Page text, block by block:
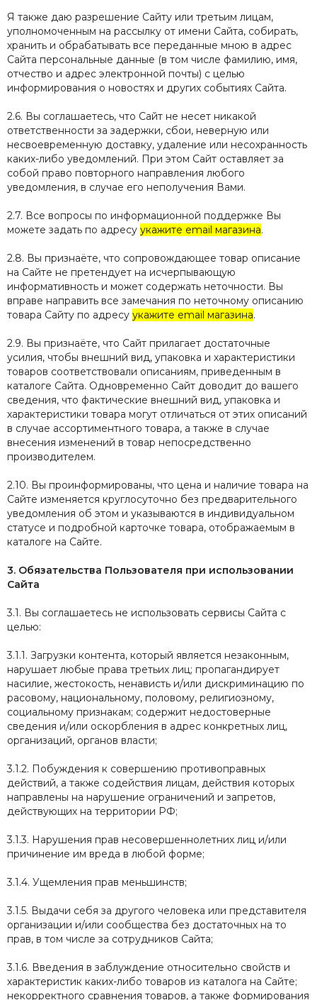
Я также даю разрешение Сайту или третьим лицам,
уполномоченным на рассылку от имени Сайта, собирать,
хранить и обрабатывать все переданные мною в адрес
Сайта персональные данные (в том числе фамилию, имя,
отчество и адрес электронной почты) с целью
информирования о новостях и других событиях Сайта.
2.6. Вы соглашаетесь, что Сайт не несет никакой
ответственности за задержки, сбои, неверную или
несвоевременную доставку, удаление или несохранность
каких-либо уведомлений. При этом Сайт оставляет за
собой право повторного направления любого
уведомления, в случае его неполучения Вами.
2.7. Все вопросы по информационной поддержке Вы
можете задать по адресу укажите email магазина.
2.8. Вы признаёте, что сопровождающее товар описание
на Сайте не претендует на исчерпывающую
информативность и может содержать неточности. Вы
вправе направить все замечания по неточному описанию
товара Сайту по адресу укажите email магазина.
2.9. Вы признаёте, что Сайт прилагает достаточные
усилия, чтобы внешний вид, упаковка и характеристики
товаров соответствовали описаниям, приведенным в
каталоге Сайта. Одновременно Сайт доводит до вашего
сведения, что фактические внешний вид, упаковка и
характеристики товара могут отличаться от этих описаний
в случае ассортиментного товара, а также в случае
внесения изменений в товар непосредственно
производителем.
2.10. Вы проинформированы, что цена и наличие товара на
Сайте изменяется круглосуточно без предварительного
уведомления об этом и указываются в индивидуальном
статусе и подробной карточке товара, отображаемым в
каталоге на Сайте.
3. Обязательства Пользователя при использовании
Сайта
3.1. Вы соглашаетесь не использовать сервисы Сайта с
целью:
3.1.1. Загрузки контента, который является незаконным,
нарушает любые права третьих лиц; пропагандирует
насилие, жестокость, ненависть и/или дискриминацию по
расовому, национальному, половому, религиозному,
социальному признакам; содержит недостоверные
сведения и/или оскорбления в адрес конкретных лиц,
организаций, органов власти;
3.1.2. Побуждения к совершению противоправных
действий, а также содействия лицам, действия которых
направлены на нарушение ограничений и запретов,
действующих на территории РФ;
3.1.3. Нарушения прав несовершеннолетних лиц и/или
причинение им вреда в любой форме;
3.1.4. Ущемления прав меньшинств;
3.1.5. Выдачи себя за другого человека или представителя
организации и/или сообщества без достаточных на то
прав, в том числе за сотрудников Сайта;
3.1.6. Введения в заблуждение относительно свойств и
характеристик каких-либо товаров из каталога на Сайте;
некорректного сравнения товаров, а также формирования